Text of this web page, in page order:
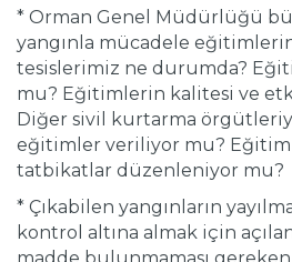
* Orman Genel Müdürlüğü
yangınla mücadele
tesislerimiz ne durumda?
mu? Eğitimlerin kalitesi ve
Diğer sivil kurtarma
eğitimler veriliyor mu? Eğitim
tatbikatlar düzenleniyor mu?
* Çıkabilen yangınların
kontrol altına almak için